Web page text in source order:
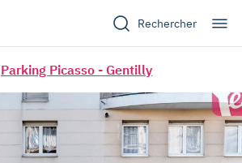
Rechercher
Parking Picasso - Gentilly